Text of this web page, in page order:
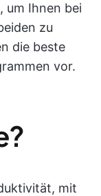
um Ihnen bei
zu
die beste
vor.
mit